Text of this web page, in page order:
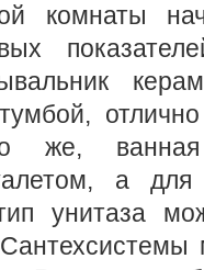
комнаты
же,
а для
унитаза